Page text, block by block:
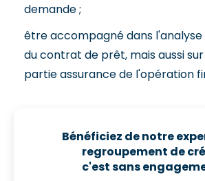
demande ;
être accompagné dans
du contrat de prêt, mais aussi
partie assurance de l'opération
Bénéficiez de notre
regroupement de
c'est sans